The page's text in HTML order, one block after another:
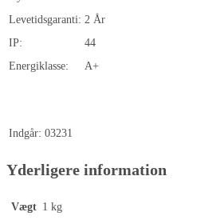
Levetidsgaranti: 2 År
IP:
44
Energiklasse:
A+
Indgår: 03231
Yderligere information
Vægt 1 kg